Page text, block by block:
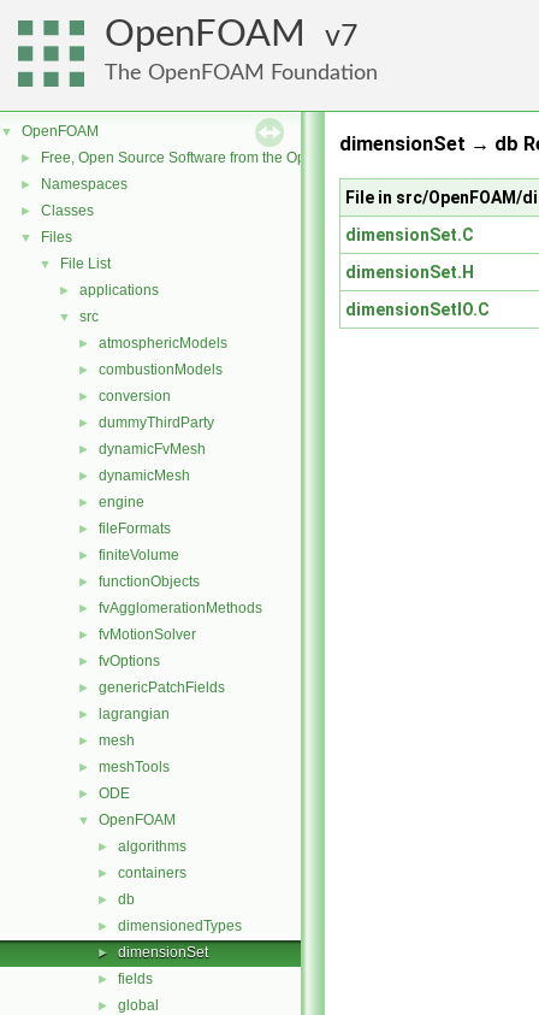
OpenFOAM 7
The OpenFOAM Foundation
▼ OpenFOAM
► Free, Open Source Software from the OpenFOAM Foundation
► Namespaces
► Classes
▼ Files
▼ File List
► applications
▼ src
► atmosphericModels
► combustionModels
► conversion
► dummyThirdParty
► dynamicFvMesh
► dynamicMesh
► engine
► fileFormats
► finiteVolume
► functionObjects
► fvAgglomerationMethods
► fvMotionSolver
► fvOptions
► genericPatchFields
► lagrangian
► mesh
► meshTools
► ODE
▼ OpenFOAM
► algorithms
► containers
► db
► dimensionedTypes
► dimensionSet
► fields
► global
dimensionSet → db
File in src/OpenFOAM/
dimensionSet.C
dimensionSet.H
dimensionSetIO.C